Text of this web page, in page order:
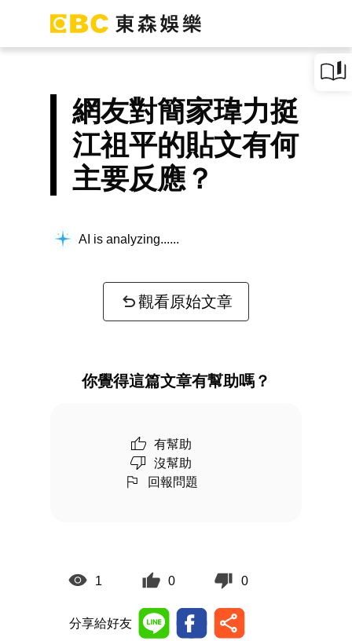
網友對簡家瑋力挺
江祖平的貼文有何
主要反應？
AI is analyzing...
觀看原始文章
你覺得這篇文章有幫助嗎？
有幫助
沒幫助
回報問題
1 0 0
分享給好友